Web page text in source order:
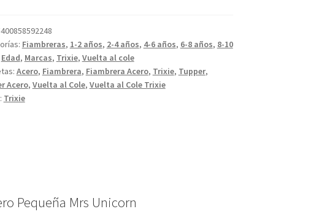
Fiambreras, 1-2 años, 2-4 años, 4-6 años, 6-8 años, 8-10
Edad, Marcas, Trixie, Vuelta al cole
Acero, Fiambrera, Fiambrera Acero, Trixie, Tupper,
Acero, Vuelta al Cole, Vuelta al Cole Trixie
Trixie
Pequeña Mrs Unicorn